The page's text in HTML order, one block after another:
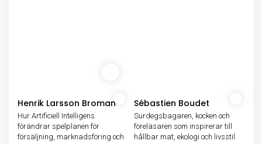
Henrik Larsson Broman
Hur Artificiell Intelligens
förändrar spelplanen för
försäljning, marknadsföring och
Sébastien Boudet
Surdegsbagaren, kocken och
föreläsaren som inspirerar till
hållbar mat, ekologi och livsstil